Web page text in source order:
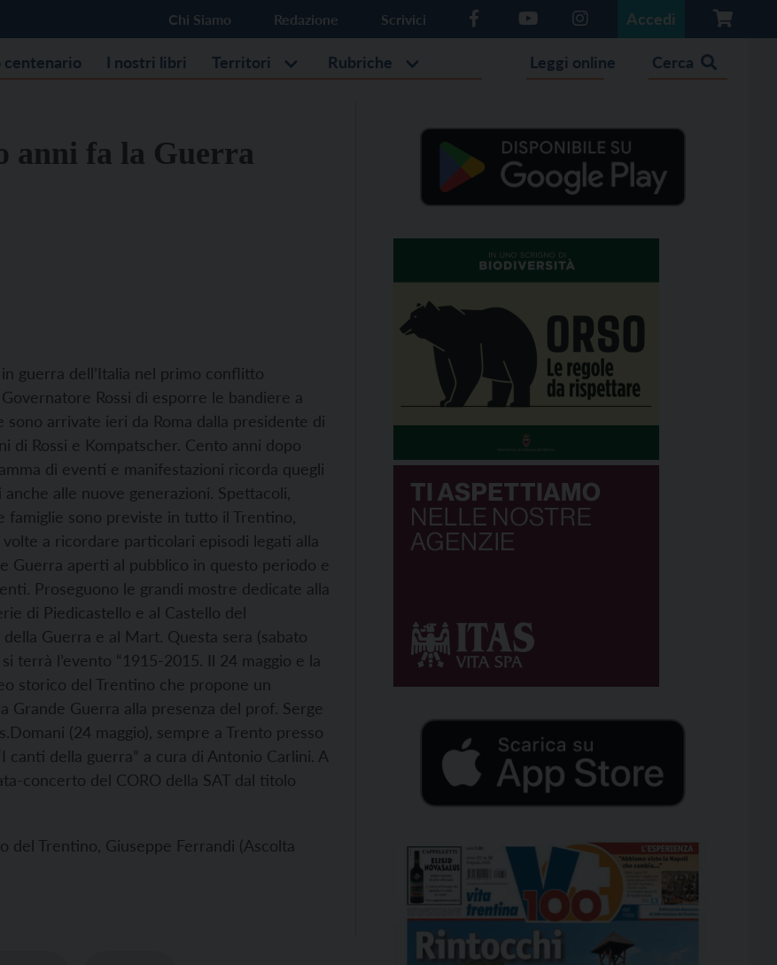
Chi Siamo Redazione Scrivici Accedi
centenario I nostri libri Territori Rubriche Leggi online Cerca
anni fa la Guerra
guerra dell’Italia nel primo conflitto
Rossi di esporre le bandiere a
arrivate ieri da Roma dalla presidente di
di Rossi e Kompatscher. Cento anni dopo
di eventi e manifestazioni ricorda quegli
alle nuove generazioni. Spettacoli,
sono previste in tutto il Trentino,
a ricordare particolari episodi legati alla
Guerra aperti al pubblico in questo periodo e
Proseguono le grandi mostre dedicate alla
di Piedicastello e al Castello del
Guerra e al Mart. Questa sera (sabato
terrà l’evento “1915-2015. Il 24 maggio e la
storico del Trentino che propone un
Grande Guerra alla presenza del prof. Serge
Domani (24 maggio), sempre a Trento presso
della guerra” a cura di Antonio Carlini. A
concerto del CORO della SAT dal titolo
Trentino, Giuseppe Ferrandi (Ascolta